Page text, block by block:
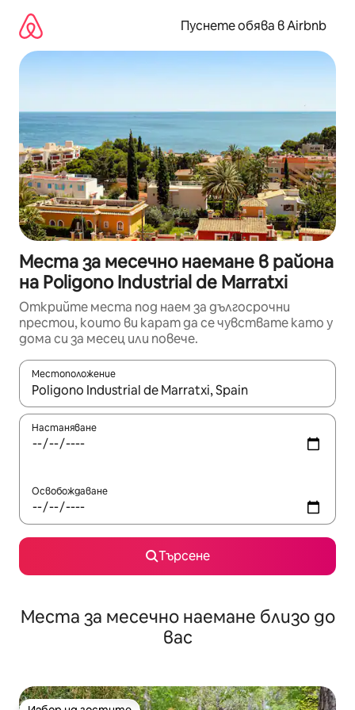
съдържанието
Пуснете обява в Airbnb
Места за месечно наемане в района
на Poligono Industrial de Marratxi
Открийте места под наем за дългосрочни
престои, които ви карат да се чувствате като у
дома си за месец или повече.
Местоположение
Когато резултатите се покажат, използвайте
Настаняване
Освобождаване
Търсене
Места за месечно наемане близо до
вас